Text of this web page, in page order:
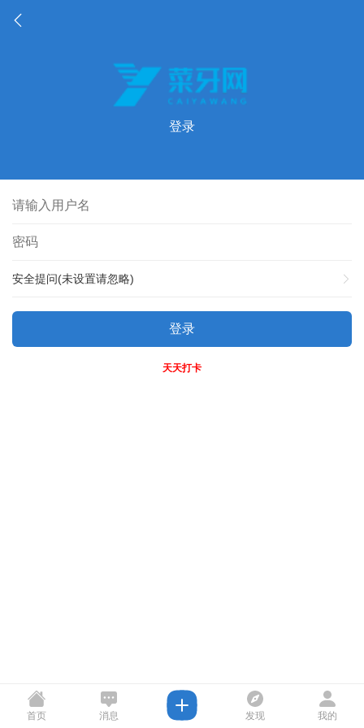
登录
安全提问(未设置请忽略)
登录
天天打卡
首页 消息 发现 我的